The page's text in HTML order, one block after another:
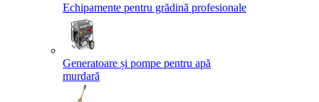
Echipamente pentru grădină profesionale
Generatoare și pompe pentru apă
murdară